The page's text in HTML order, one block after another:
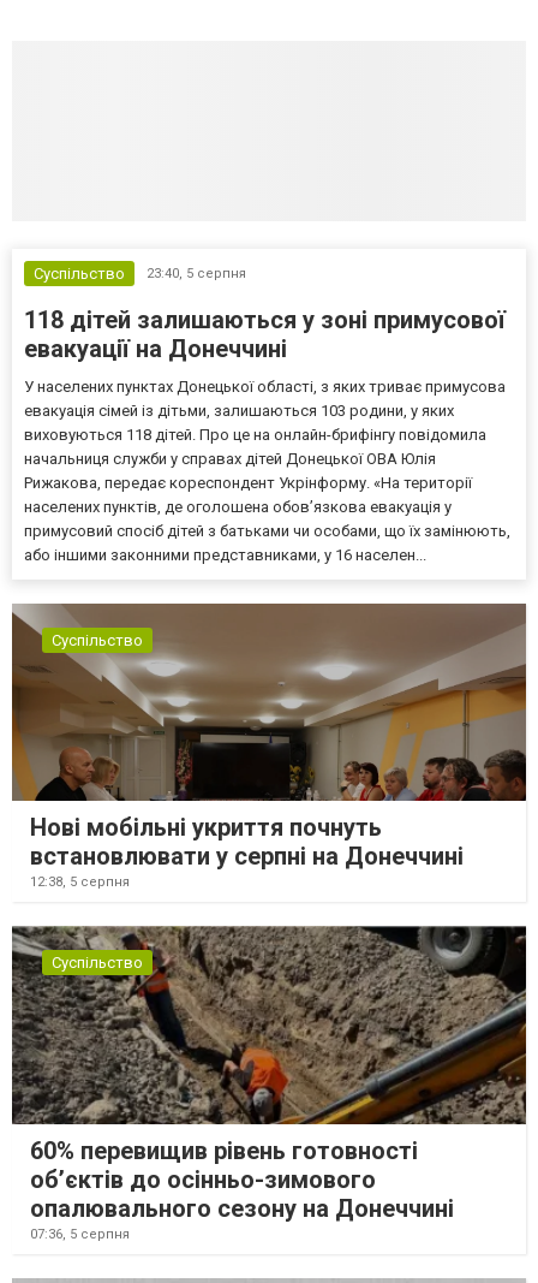
Суспільство 23:40, 5 серпня
118 дітей залишаються у зоні примусової
евакуації на Донеччині
У населених пунктах Донецької області, з яких триває примусова
евакуація сімей із дітьми, залишаються 103 родини, у яких
виховуються 118 дітей. Про це на онлайн-брифінгу повідомила
начальниця служби у справах дітей Донецької ОВА Юлія
Рижакова, передає кореспондент Укрінформу. «На території
населених пунктів, де оголошена обов’язкова евакуація у
примусовий спосіб дітей з батьками чи особами, що їх замінюють,
або іншими законними представниками, у 16 населен...
Суспільство
Нові мобільні укриття почнуть
встановлювати у серпні на Донеччині
12:38, 5 серпня
Суспільство
60% перевищив рівень готовності
об’єктів до осінньо-зимового
опалювального сезону на Донеччині
07:36, 5 серпня